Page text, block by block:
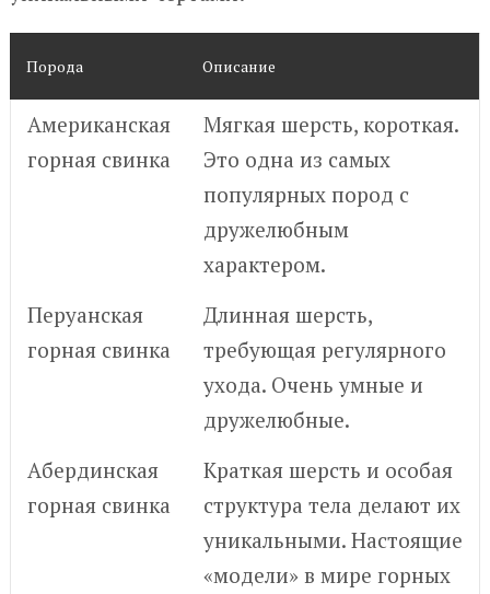
Порода Описание
Американская
горная свинка
Мягкая шерсть, короткая.
Это одна из самых
популярных пород с
дружелюбным
характером.
Перуанская
горная свинка
Длинная шерсть,
требующая регулярного
ухода. Очень умные и
дружелюбные.
Абердинская
горная свинка
Краткая шерсть и особая
структура тела делают их
уникальными. Настоящие
«модели» в мире горных